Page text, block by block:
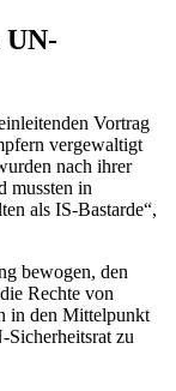
UN-
Vortrag
vergewaltigt
nach ihrer
mussten in
als IS-Bastarde“,
bewogen, den
Rechte von
in den Mittelpunkt
zu